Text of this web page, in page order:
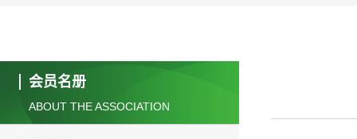
会员名册
ABOUT THE ASSOCIATION